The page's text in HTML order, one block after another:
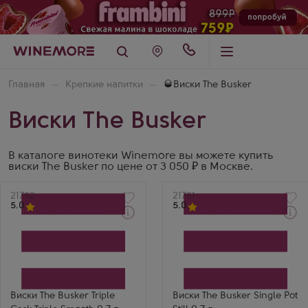
Главная Крепкие напитки 🥃Виски The Busker
Виски The Busker
В каталоге винотеки Winemore вы можете купить
виски The Busker по цене от 3 050 ₽ в Москве.
Артикул
21752
5.0
Виски The Busker Triple
Смуз
The Busker
Выдержка
Артикул
21751
5.0
Виски The Busker Single Pot
Производитель
Выдержка
3 года